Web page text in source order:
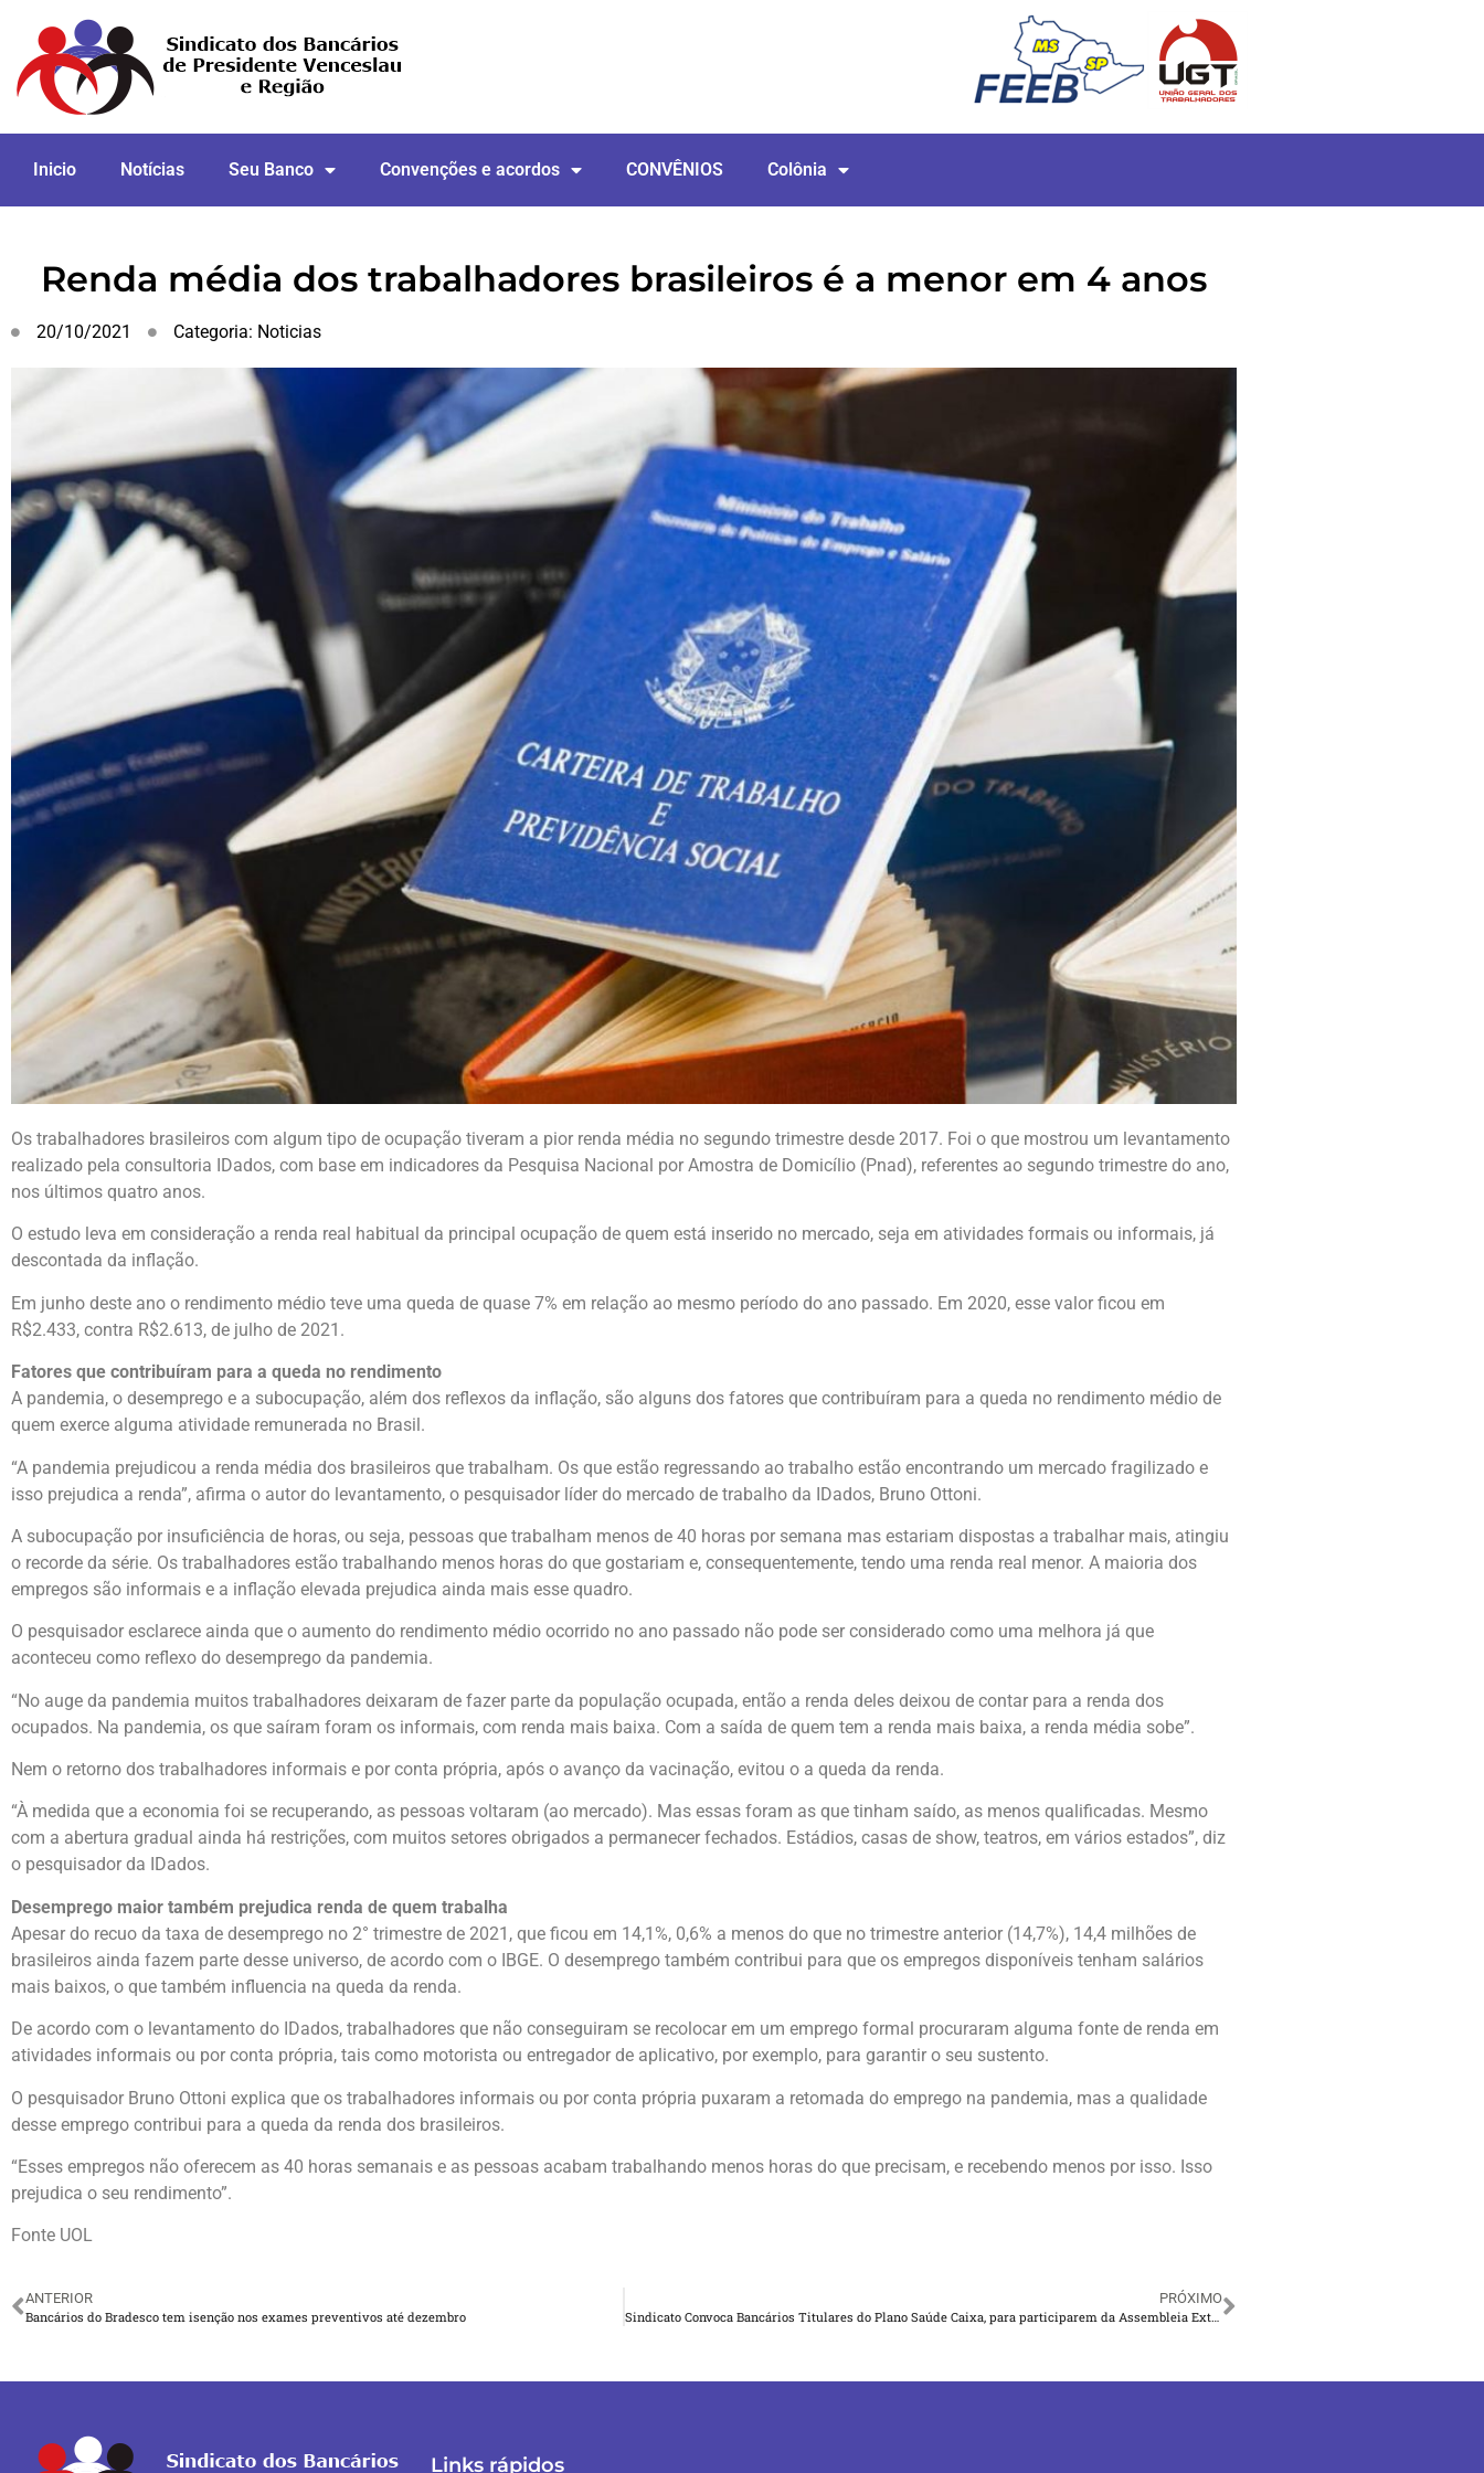
Inicio Notícias Seu Banco Convenções e acordos CONVÊNIOS Colônia
Renda média dos trabalhadores brasileiros é a menor em 4 anos
20/10/2021 Categoria: Noticias
Os trabalhadores brasileiros com algum tipo de ocupação tiveram a pior renda média no segundo trimestre desde 2017. Foi o que mostrou um levantamento
realizado pela consultoria IDados, com base em indicadores da Pesquisa Nacional por Amostra de Domicílio (Pnad), referentes ao segundo trimestre do ano,
nos últimos quatro anos.
O estudo leva em consideração a renda real habitual da principal ocupação de quem está inserido no mercado, seja em atividades formais ou informais, já
descontada da inflação.
Em junho deste ano o rendimento médio teve uma queda de quase 7% em relação ao mesmo período do ano passado. Em 2020, esse valor ficou em
R$2.433, contra R$2.613, de julho de 2021.
Fatores que contribuíram para a queda no rendimento
A pandemia, o desemprego e a subocupação, além dos reflexos da inflação, são alguns dos fatores que contribuíram para a queda no rendimento médio de
quem exerce alguma atividade remunerada no Brasil.
“A pandemia prejudicou a renda média dos brasileiros que trabalham. Os que estão regressando ao trabalho estão encontrando um mercado fragilizado e
isso prejudica a renda”, afirma o autor do levantamento, o pesquisador líder do mercado de trabalho da IDados, Bruno Ottoni.
A subocupação por insuficiência de horas, ou seja, pessoas que trabalham menos de 40 horas por semana mas estariam dispostas a trabalhar mais, atingiu
o recorde da série. Os trabalhadores estão trabalhando menos horas do que gostariam e, consequentemente, tendo uma renda real menor. A maioria dos
empregos são informais e a inflação elevada prejudica ainda mais esse quadro.
O pesquisador esclarece ainda que o aumento do rendimento médio ocorrido no ano passado não pode ser considerado como uma melhora já que
aconteceu como reflexo do desemprego da pandemia.
“No auge da pandemia muitos trabalhadores deixaram de fazer parte da população ocupada, então a renda deles deixou de contar para a renda dos
ocupados. Na pandemia, os que saíram foram os informais, com renda mais baixa. Com a saída de quem tem a renda mais baixa, a renda média sobe”.
Nem o retorno dos trabalhadores informais e por conta própria, após o avanço da vacinação, evitou o a queda da renda.
“À medida que a economia foi se recuperando, as pessoas voltaram (ao mercado). Mas essas foram as que tinham saído, as menos qualificadas. Mesmo
com a abertura gradual ainda há restrições, com muitos setores obrigados a permanecer fechados. Estádios, casas de show, teatros, em vários estados”, diz
o pesquisador da IDados.
Desemprego maior também prejudica renda de quem trabalha
Apesar do recuo da taxa de desemprego no 2° trimestre de 2021, que ficou em 14,1%, 0,6% a menos do que no trimestre anterior (14,7%), 14,4 milhões de
brasileiros ainda fazem parte desse universo, de acordo com o IBGE. O desemprego também contribui para que os empregos disponíveis tenham salários
mais baixos, o que também influencia na queda da renda.
De acordo com o levantamento do IDados, trabalhadores que não conseguiram se recolocar em um emprego formal procuraram alguma fonte de renda em
atividades informais ou por conta própria, tais como motorista ou entregador de aplicativo, por exemplo, para garantir o seu sustento.
O pesquisador Bruno Ottoni explica que os trabalhadores informais ou por conta própria puxaram a retomada do emprego na pandemia, mas a qualidade
desse emprego contribui para a queda da renda dos brasileiros.
“Esses empregos não oferecem as 40 horas semanais e as pessoas acabam trabalhando menos horas do que precisam, e recebendo menos por isso. Isso
prejudica o seu rendimento”.
Fonte UOL
ANTERIOR
Bancários do Bradesco tem isenção nos exames preventivos até dezembro
PRÓXIMO
Links rápidos